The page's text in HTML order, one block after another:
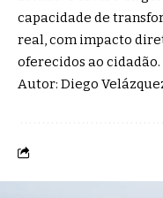
capacidade de
real, com impacto
oferecidos ao cidadão.
Autor: Diego